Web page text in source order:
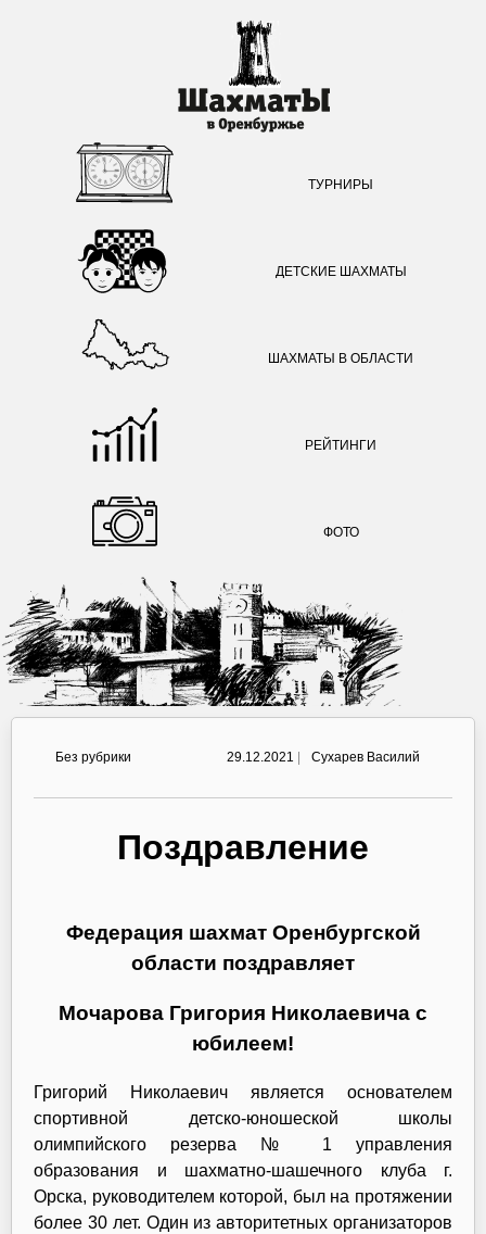
ТУРНИРЫ
ДЕТСКИЕ ШАХМАТЫ
ШАХМАТЫ В ОБЛАСТИ
РЕЙТИНГИ
ФОТО
Без рубрики 29.12.2021 Сухарев Василий
Поздравление
Федерация шахмат Оренбургской
области поздравляет
Мочарова Григория Николаевича с
юбилеем!
Григорий Николаевич является основателем
спортивной детско-юношеской школы
олимпийского резерва № 1 управления
образования и шахматно-шашечного клуба г.
Орска, руководителем которой, был на протяжении
более 30 лет. Один из авторитетных организаторов